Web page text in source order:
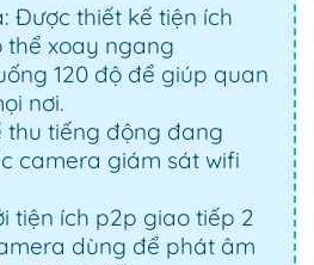
Được thiết kế tiện ích
thể xoay ngang
120 độ để giúp quan
nơi.
thu tiếng động đang
camera giám sát wifi
tiện ích p2p giao tiếp 2
dùng để phát âm